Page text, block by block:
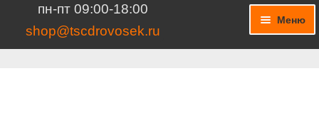
пн-пт 09:00-18:00
shop@tscdrovosek.ru
Меню